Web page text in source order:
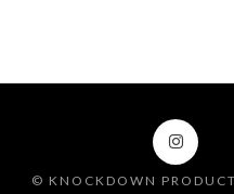
© KNOCKDOWN